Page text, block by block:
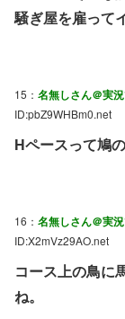
騒ぎ屋を雇って
15： 名無しさん＠実
ID:pbZ9WHBm0.net
Hペースって鳩
16： 名無しさん＠実
ID:X2mVz29AO.net
コース上の鳥に
ね。